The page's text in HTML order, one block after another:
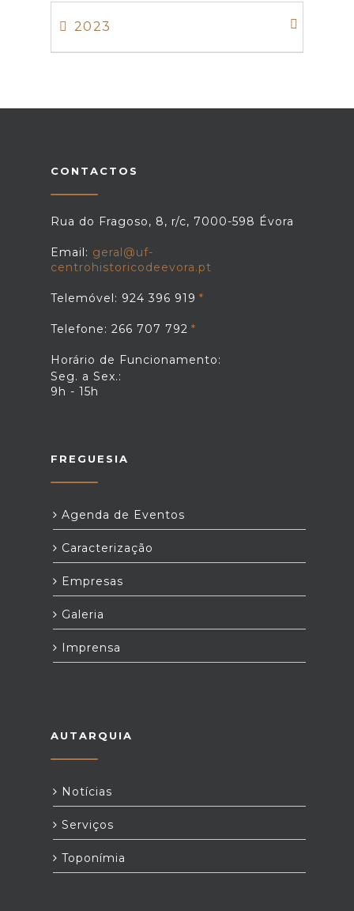
2023
CONTACTOS
Rua do Fragoso, 8, r/c, 7000-598 Évora
Email: geral@uf-
centrohistoricodeevora.pt
Telemóvel: 924 396 919
Telefone: 266 707 792
Horário de Funcionamento:
Seg. a Sex.:
9h - 15h
FREGUESIA
Agenda de Eventos
Caracterização
Empresas
Galeria
Imprensa
AUTARQUIA
Notícias
Serviços
Toponímia